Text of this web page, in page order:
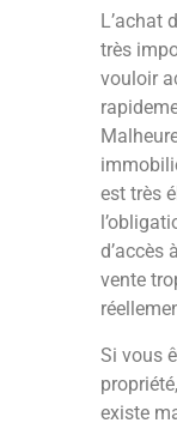
L’achat
très
vouloir
est très
d’accès
vente
Si vous
existe